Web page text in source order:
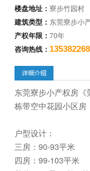
楼盘地址：寮步竹园村
建筑类型： 东莞寮步小
产权年限：70年
咨询热线：
东莞寮步小产权房
栋带空中花园小区房
户型设计：
三房：90-93平米
四房：99-103平米